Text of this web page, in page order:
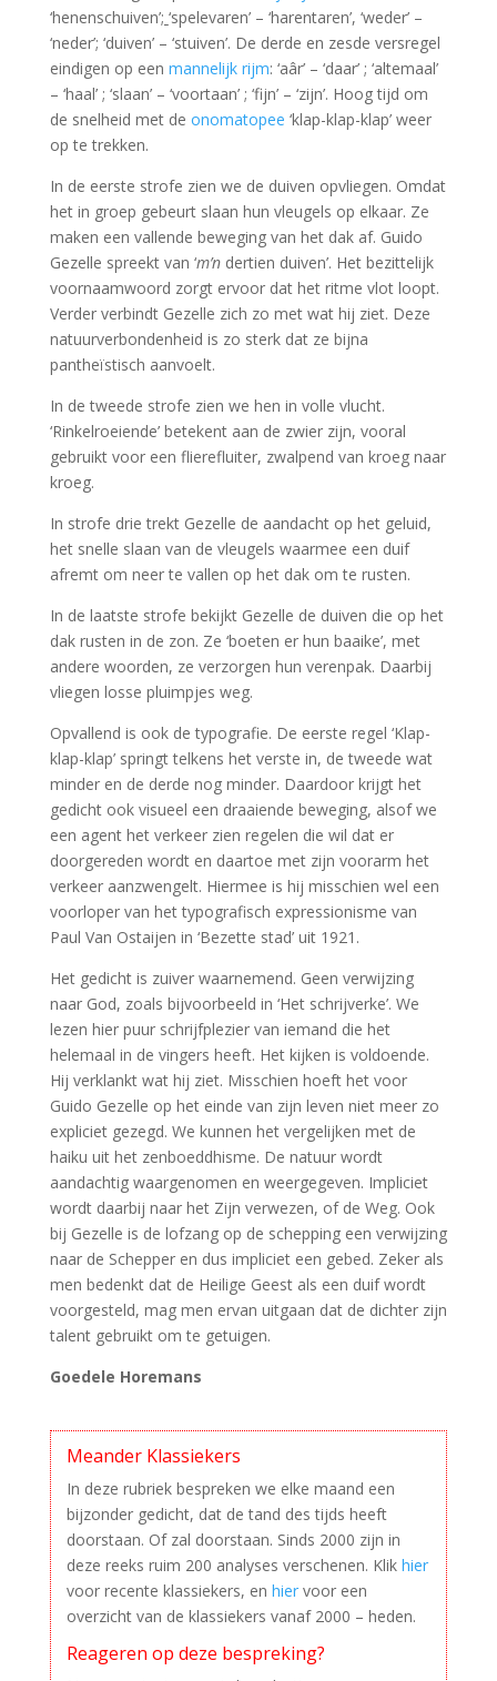
‘henenschuiven’; ‘spelevaren’ – ‘harentaren’, ‘weder’ –
‘neder’; ‘duiven’ – ‘stuiven’. De derde en zesde versregel
eindigen op een mannelijk rijm: ‘aâr’ – ‘daar’ ; ‘altemaal’
– ‘haal’ ; ‘slaan’ – ‘voortaan’ ; ‘fijn’ – ‘zijn’. Hoog tijd om
de snelheid met de onomatopee ‘klap-klap-klap’ weer
op te trekken.
In de eerste strofe zien we de duiven opvliegen. Omdat
het in groep gebeurt slaan hun vleugels op elkaar. Ze
maken een vallende beweging van het dak af. Guido
Gezelle spreekt van ‘m’ndertien duiven’. Het bezittelijk
voornaamwoord zorgt ervoor dat het ritme vlot loopt.
Verder verbindt Gezelle zich zo met wat hij ziet. Deze
natuurverbondenheid is zo sterk dat ze bijna
pantheïstisch aanvoelt.
In de tweede strofe zien we hen in volle vlucht.
‘Rinkelroeiende’ betekent aan de zwier zijn, vooral
gebruikt voor een flierefluiter, zwalpend van kroeg naar
kroeg.
In strofe drie trekt Gezelle de aandacht op het geluid,
het snelle slaan van de vleugels waarmee een duif
afremt om neer te vallen op het dak om te rusten.
In de laatste strofe bekijkt Gezelle de duiven die op het
dak rusten in de zon. Ze ‘boeten er hun baaike’, met
andere woorden, ze verzorgen hun verenpak. Daarbij
vliegen losse pluimpjes weg.
Opvallend is ook de typografie. De eerste regel ‘Klap-
klap-klap’ springt telkens het verste in, de tweede wat
minder en de derde nog minder. Daardoor krijgt het
gedicht ook visueel een draaiende beweging, alsof we
een agent het verkeer zien regelen die wil dat er
doorgereden wordt en daartoe met zijn voorarm het
verkeer aanzwengelt. Hiermee is hij misschien wel een
voorloper van het typografisch expressionisme van
Paul Van Ostaijen in ‘Bezette stad’ uit 1921.
Het gedicht is zuiver waarnemend. Geen verwijzing
naar God, zoals bijvoorbeeld in ‘Het schrijverke’. We
lezen hier puur schrijfplezier van iemand die het
helemaal in de vingers heeft. Het kijken is voldoende.
Hij verklankt wat hij ziet. Misschien hoeft het voor
Guido Gezelle op het einde van zijn leven niet meer zo
expliciet gezegd. We kunnen het vergelijken met de
haiku uit het zenboeddhisme. De natuur wordt
aandachtig waargenomen en weergegeven. Impliciet
wordt daarbij naar het Zijn verwezen, of de Weg. Ook
bij Gezelle is de lofzang op de schepping een verwijzing
naar de Schepper en dus impliciet een gebed. Zeker als
men bedenkt dat de Heilige Geest als een duif wordt
voorgesteld, mag men ervan uitgaan dat de dichter zijn
talent gebruikt om te getuigen.
Goedele Horemans
Meander Klassiekers
In deze rubriek bespreken we elke maand een
bijzonder gedicht, dat de tand des tijds heeft
doorstaan. Of zal doorstaan. Sinds 2000 zijn in
deze reeks ruim 200 analyses verschenen. Klik hier
voor recente klassiekers, en hiervoor een
overzicht van de klassiekers vanaf 2000 – heden.
Reageren op deze bespreking?